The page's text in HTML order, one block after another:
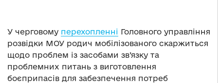
У черговому перехопленні Головного управління
розвідки МОУ родич мобілізованого скаржиться
щодо проблем із засобами зв’язку та
проблемних питань з виготовлення
боєприпасів для забезпечення потреб